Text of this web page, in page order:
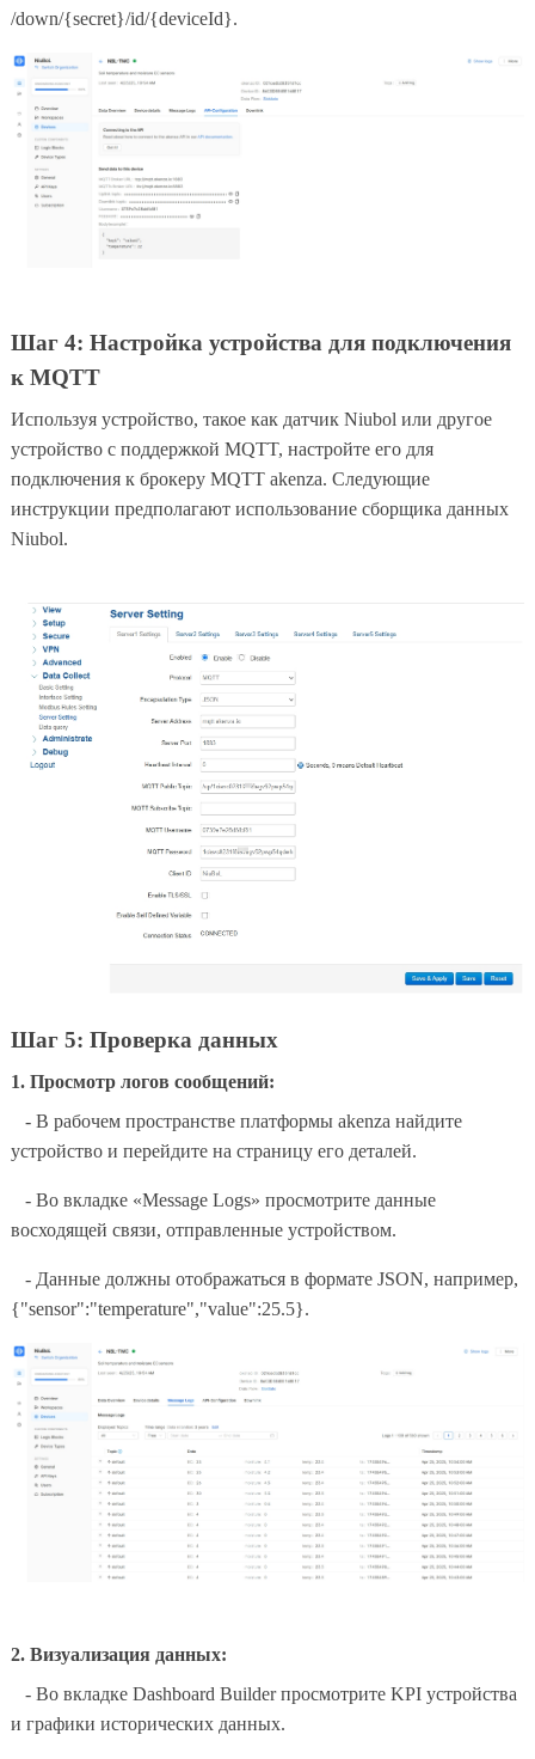
/down/{secret}/id/{deviceId}.
Шаг 4: Настройка устройства для подключения
к MQTT
Используя устройство, такое как датчик Niubol или другое
устройство с поддержкой MQTT, настройте его для
подключения к брокеру MQTT akenza. Следующие
инструкции предполагают использование сборщика данных
Niubol.
Шаг 5: Проверка данных
1. Просмотр логов сообщений:
- В рабочем пространстве платформы akenza найдите
устройство и перейдите на страницу его деталей.
- Во вкладке «Message Logs» просмотрите данные
восходящей связи, отправленные устройством.
- Данные должны отображаться в формате JSON, например,
{"sensor":"temperature","value":25.5}.
2. Визуализация данных:
- Во вкладке Dashboard Builder просмотрите KPI устройства
и графики исторических данных.